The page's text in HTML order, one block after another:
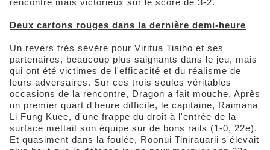
rencontre mais victorieux sur le score de 3-2.
Deux cartons rouges dans la dernière demi-heure
Un revers très sévère pour Viritua Tiaiho et ses
partenaires, beaucoup plus saignants dans le jeu, mais
qui ont été victimes de l'efficacité et du réalisme de
leurs adversaires. Sur ces trois seules véritables
occasions de la rencontre, Dragon a fait mouche. Après
un premier quart d'heure difficile, le capitaine, Raimana
Li Fung Kuee, d'une frappe du droit à l'entrée de la
surface mettait son équipe sur de bons rails (1-0, 22e).
Et quasiment dans la foulée, Roonui Tinirauarii s'élevait